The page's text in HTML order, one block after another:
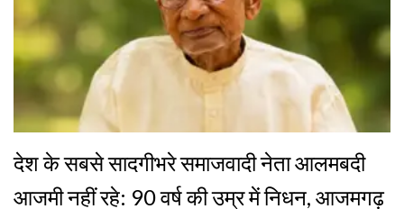
देश के सबसे सादगीभरे समाजवादी नेता आलमबदी
आजमी नहीं रहे: 90 वर्ष की उम्र में निधन, आजमगढ़